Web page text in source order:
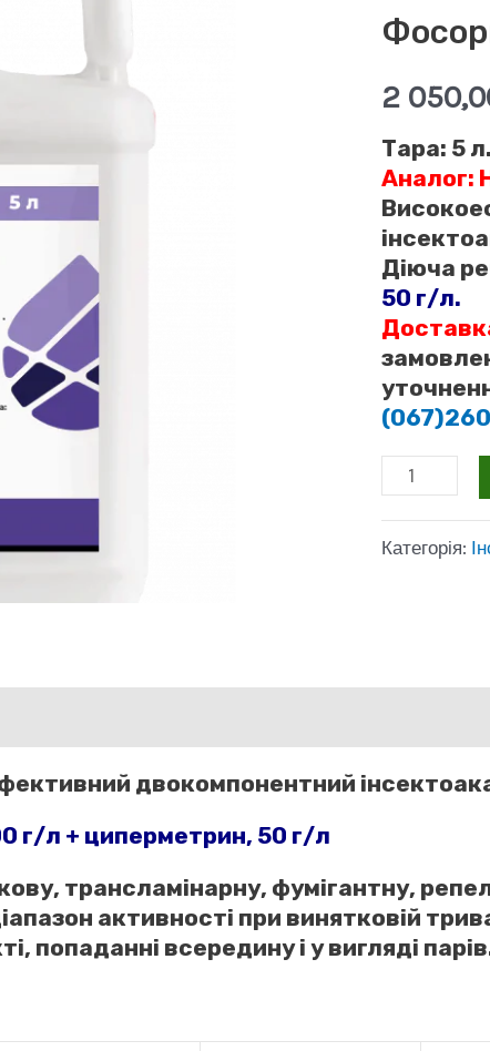
2
Тара: 5
Аналог:
Діюча
50 г/л.
Фосорган
5л
Категорія:
двокомпонентний
г/л + циперметрин, 50 г/л
трансламінарну, фумігантну,
активності при винятковій
попаданні всередину і у вигляді